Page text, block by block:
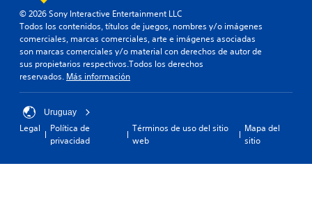
© 2026 Sony Interactive Entertainment LLC
Todos los contenidos, títulos de juegos, nombres y/o imágenes
comerciales, marcas comerciales, arte e imágenes asociadas
son marcas comerciales y/o material con derechos de autor de
sus propietarios respectivos.Todos los derechos
reservados. Más información
Uruguay
Legal
Política de
privacidad
Términos de uso del sitio
web
Mapa del
sitio